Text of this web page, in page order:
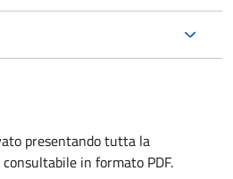
presentando tutta la
in formato PDF.